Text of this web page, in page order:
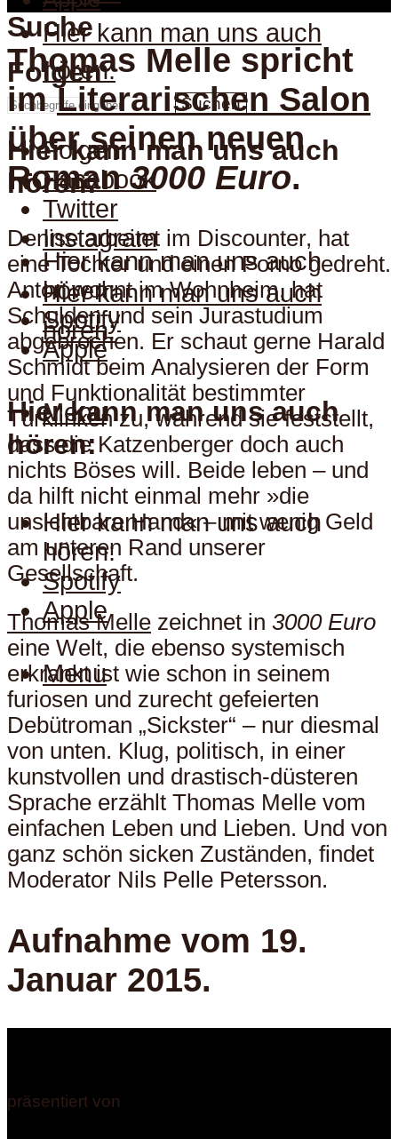
Suche
Suchen
Hier kann man uns auch
hören:
Hier kann man uns auch
hören:
Hier kann man uns auch
hören:
Spotify
Apple
Menu
Folgen
Folgen
Facebook
Twitter
Instagram
Hier kann man uns auch
hören:
Hier kann man uns auch
hören:
Hier kann man uns auch
hören:
Spotify
Apple
Menu
Thomas Melle spricht
imLiterarischen Salon
über seinen neuen
Roman3000 Euro.
Denise arbeitet im Discounter, hat
eine Tochter und einen Porno gedreht.
Anton wohnt im Wohnheim, hat
Schulden und sein Jurastudium
abgebrochen. Er schaut gerne Harald
Schmidt beim Analysieren der Form
und Funktionalität bestimmter
Türklinken zu, während sie feststellt,
dass die Katzenberger doch auch
nichts Böses will. Beide leben – und
da hilft nicht einmal mehr »die
unsichtbare Hand« – mit wenig Geld
am unteren Rand unserer
Gesellschaft.
Thomas Melle zeichnet in 3000 Euro
eine Welt, die ebenso systemisch
erkrankt ist wie schon in seinem
furiosen und zurecht gefeierten
Debütroman „Sickster“ – nur diesmal
von unten. Klug, politisch, in einer
kunstvollen und drastisch-düsteren
Sprache erzählt Thomas Melle vom
einfachen Leben und Lieben. Und von
ganz schön sicken Zuständen, findet
Moderator Nils Pelle Petersson.
Aufnahme vom 19.
Januar 2015.
präsentiert von